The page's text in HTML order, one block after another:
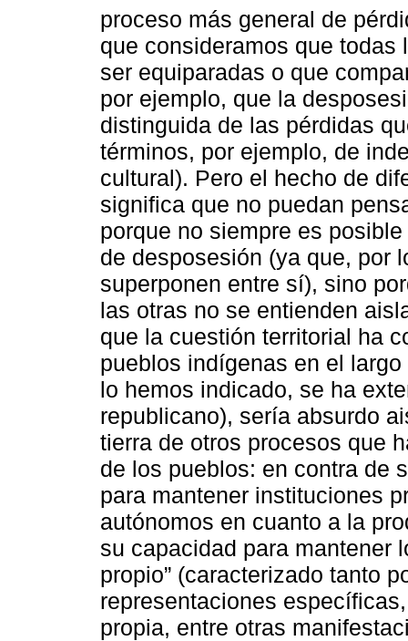
proceso más general de
que consideramos que
ser equiparadas o que
por ejemplo, que la
distinguida de las pérdidas
términos, por ejemplo, de
cultural). Pero el hecho de
significa que no puedan
porque no siempre es
de desposesión (ya que, por
superponen entre sí), sino
las otras no se entienden
que la cuestión territorial ha
pueblos indígenas en el
lo hemos indicado, se ha
republicano), sería absurdo
tierra de otros procesos que
de los pueblos: en contra de
para mantener instituciones
autónomos en cuanto a la
su capacidad para mantener
propio” (caracterizado tanto
representaciones
propia, entre otras